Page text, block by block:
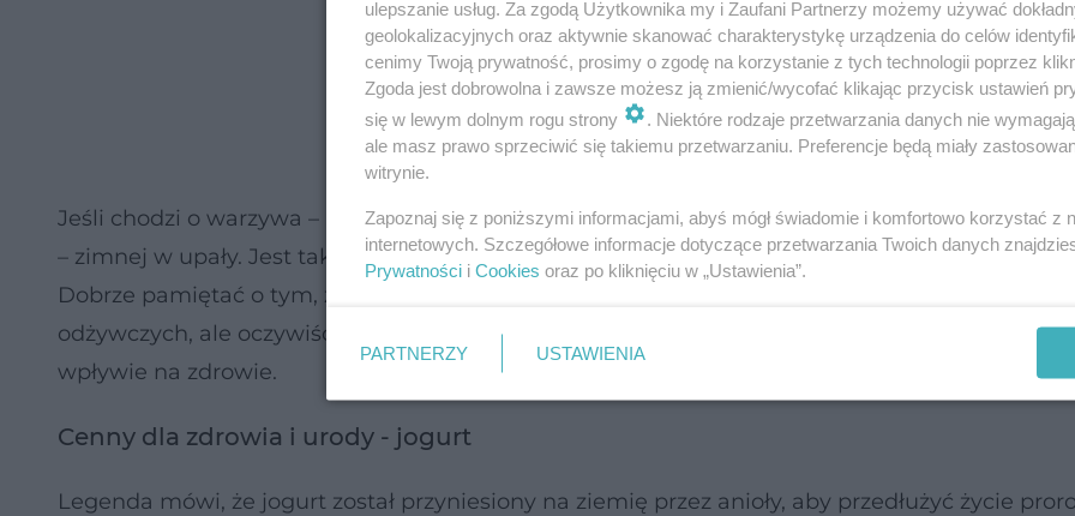
Jeśli chodzi o warzywa – najbardziej praktyczne jest jedzenie ich w postaci zupy. Gorącej w
– zimnej w upały. Jest tak wiele warzyw i przepisów na ich przyrządzanie, że wystarczy na cały
Dobrze pamiętać o tym, że nawet mrożone warzywa i owoce zachowują część swoich
odżywczych, ale oczywiście najlepsze są świeże. No i należy pamiętać o sałacie i jej
wpływie na zdrowie.
Cenny dla zdrowia i urody - jogurt
Legenda mówi, że jogurt został przyniesiony na ziemię przez anioły, aby przedłużyć życie
ulepszanie usług. Za zgodą Użytkownika my i Zaufani Partnerzy możemy używać
geolokalizacyjnych oraz aktywnie skanować charakterystykę urządzenia do celów
cenimy Twoją prywatność, prosimy o zgodę na korzystanie z tych technologii poprzez
Zgoda jest dobrowolna i zawsze możesz ją zmienić/wycofać klikając przycisk ustawień
się w lewym dolnym rogu strony
. Niektóre rodzaje przetwarzania danych nie
ale masz prawo sprzeciwić się takiemu przetwarzaniu. Preferencje będą miały
witrynie.
Zapoznaj się z poniższymi informacjami, abyś mógł świadomie i komfortowo korzystać z
internetowych. Szczegółowe informacje dotyczące przetwarzania Twoich danych
Prywatności i Cookies oraz po kliknięciu w „Ustawienia”.
PARTNERZY USTAWIENIA